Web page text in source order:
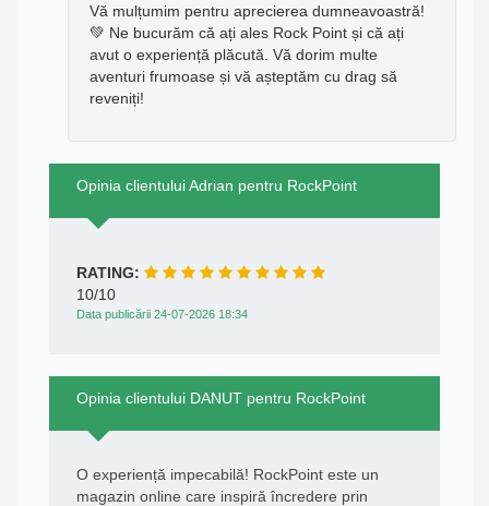
Vă mulțumim pentru aprecierea dumneavoastră!
💚 Ne bucurăm că ați ales Rock Point și că ați
avut o experiență plăcută. Vă dorim multe
aventuri frumoase și vă așteptăm cu drag să
reveniți!
Opinia clientului Adrian pentru RockPoint
RATING:
10/10
Data publicării 24-07-2026 18:34
Opinia clientului DANUT pentru RockPoint
O experiență impecabilă! RockPoint este un
magazin online care inspiră încredere prin